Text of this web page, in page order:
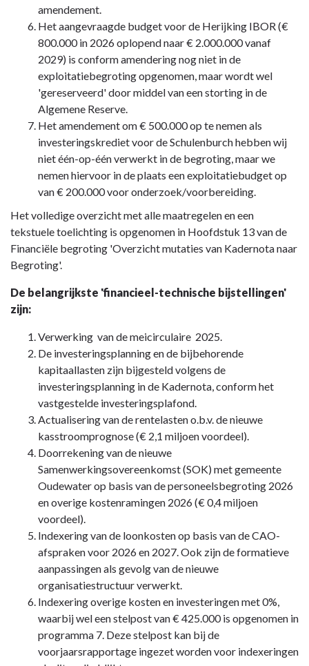
amendement.
Het aangevraagde budget voor de Herijking IBOR (€
800.000 in 2026 oplopend naar € 2.000.000 vanaf
2029) is conform amendering nog niet in de
exploitatiebegroting opgenomen, maar wordt wel
'gereserveerd' door middel van een storting in de
Algemene Reserve.
Het amendement om € 500.000 op te nemen als
investeringskrediet voor de Schulenburch hebben wij
niet één-op-één verwerkt in de begroting, maar we
nemen hiervoor in de plaats een exploitatiebudget op
van € 200.000 voor onderzoek/voorbereiding.
Het volledige overzicht met alle maatregelen en een
tekstuele toelichting is opgenomen in Hoofdstuk 13 van de
Financiële begroting 'Overzicht mutaties van Kadernota naar
Begroting'.
De belangrijkste 'financieel-technische bijstellingen'
zijn:
Verwerking van de meicirculaire 2025.
De investeringsplanning en de bijbehorende
kapitaallasten zijn bijgesteld volgens de
investeringsplanning in de Kadernota, conform het
vastgestelde investeringsplafond.
Actualisering van de rentelasten o.b.v. de nieuwe
kasstroomprognose (€ 2,1 miljoen voordeel).
Doorrekening van de nieuwe
Samenwerkingsovereenkomst (SOK) met gemeente
Oudewater op basis van de personeelsbegroting 2026
en overige kostenramingen 2026 (€ 0,4 miljoen
voordeel).
Indexering van de loonkosten op basis van de CAO-
afspraken voor 2026 en 2027. Ook zijn de formatieve
aanpassingen als gevolg van de nieuwe
organisatiestructuur verwerkt.
Indexering overige kosten en investeringen met 0%,
waarbij wel een stelpost van € 425.000 is opgenomen in
programma 7. Deze stelpost kan bij de
voorjaarsrapportage ingezet worden voor indexeringen